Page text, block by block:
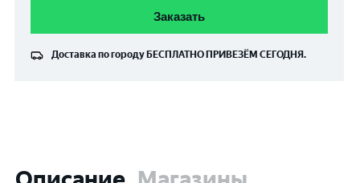
Заказать
Доставка по городу БЕСПЛАТНО ПРИВЕЗЁМ СЕГОДНЯ.